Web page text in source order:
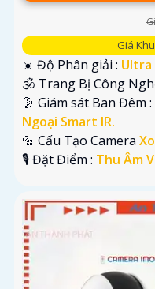
Giá
☀️ Độ Phân giải : Ultra
🕉️ Trang Bị Công
🌛 Giám sát Ban Đêm :
Ngoại Smart IR.
🔩 Cấu Tạo Camera
️🎙 Đặt Điểm : Thu Âm